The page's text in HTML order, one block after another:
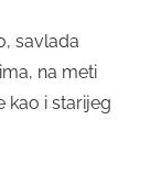
savlada
na meti
kao i starijeg